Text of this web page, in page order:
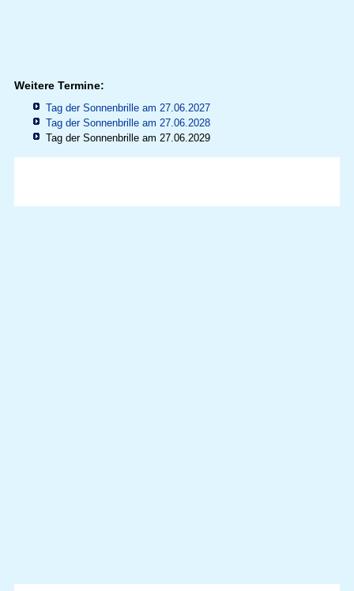
Weitere Termine:
Tag der Sonnenbrille am 27.06.2027
Tag der Sonnenbrille am 27.06.2028
Tag der Sonnenbrille am 27.06.2029